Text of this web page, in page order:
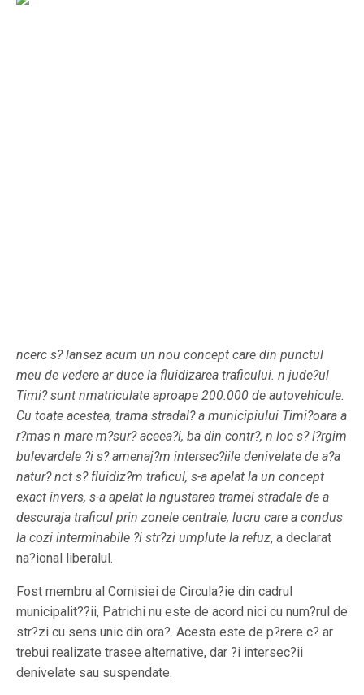
ncerc s? lansez acum un nou concept care din punctul
meu de vedere ar duce la fluidizarea traficului. n jude?ul
Timi? sunt nmatriculate aproape 200.000 de autovehicule.
Cu toate acestea, trama stradal? a municipiului Timi?oara a
r?mas n mare m?sur? aceea?i, ba din contr?, n loc s? l?rgim
bulevardele ?i s? amenaj?m intersec?iile denivelate de a?a
natur? nct s? fluidiz?m traficul, s-a apelat la un concept
exact invers, s-a apelat la ngustarea tramei stradale de a
descuraja traficul prin zonele centrale, lucru care a condus
la cozi interminabile ?i str?zi umplute la refuz, a declarat
na?ional liberalul.
Fost membru al Comisiei de Circula?ie din cadrul
municipalit??ii, Patrichi nu este de acord nici cu num?rul de
str?zi cu sens unic din ora?. Acesta este de p?rere c? ar
trebui realizate trasee alternative, dar ?i intersec?ii
denivelate sau suspendate.